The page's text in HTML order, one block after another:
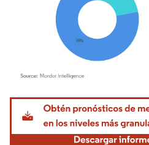
Imagen © Mordor Intelligence. El uso